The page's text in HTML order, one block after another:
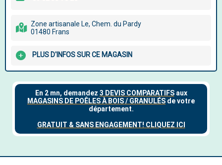
Zone artisanale Le, Chem. du Pardy
01480 Frans
PLUS D'INFOS SUR CE MAGASIN